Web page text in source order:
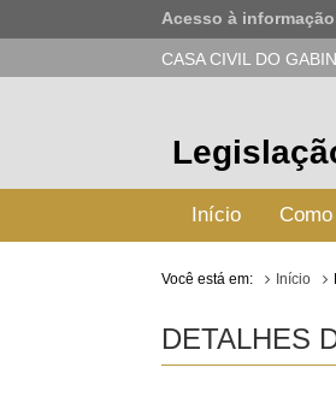
Acesso à informação
CASA CIVIL DO
Início
Você está em: Início
DETALHES